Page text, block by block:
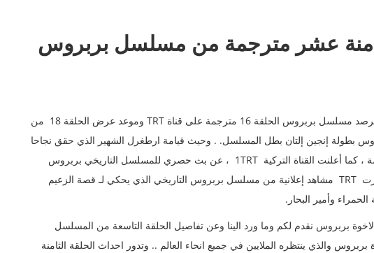
الحلقة 18 الثامنة عشر مترجمة من مسلسل بربروس
شاهد الآن إعلان موقع شبكة مرحبا تركيا يرصد مسلسل بربروس الحلقة 16 مترجمة على قناة TRT وموعد عرض الحلقة 18 من
بطولة إنجين إلتان بطل المسلسل. . وحيث قيامة ارطغرل الشهير الذي حقق نجاحا
باهرا. مسلسل بربروس الحلقة 18 مترجمة ، كما أعلنت القناة التركية 1TRT ، عن بث حصري للمسلسل التاريخي بربروس
الجزء الأول على قناتها الفضائية ، فيم نشرت TRT مشاهد إعلانية من مسلسل بربروس التاريخي الذي يحكي لـ قصة الزعيم
وأمير البحار.
بربروس نقدم لكم وما ورد الينا وعن تفاصيل الحلقة التاسعة من المسلسل
بربروس والذي ينتظره الملايين في جميع انحاء العالم .. وتدور احداث الحلقة الثامنة